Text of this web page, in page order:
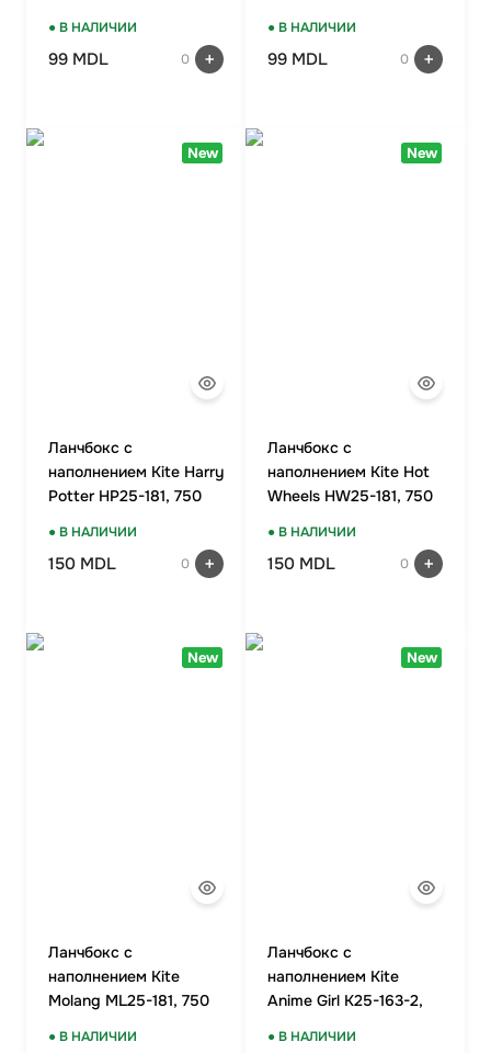
● В НАЛИЧИИ
99 MDL 0
● В НАЛИЧИИ
99 MDL 0
New
Ланчбокс с
наполнением Kite Harry
Potter HP25-181, 750
● В НАЛИЧИИ
150 MDL 0
New
Ланчбокс с
наполнением Kite Hot
Wheels HW25-181, 750
● В НАЛИЧИИ
150 MDL 0
New
Ланчбокс с
наполнением Kite
Molang ML25-181, 750
● В НАЛИЧИИ
New
Ланчбокс с
наполнением Kite
Anime Girl K25-163-2,
● В НАЛИЧИИ